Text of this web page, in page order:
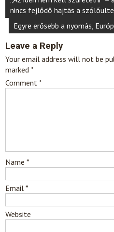
navigation
nincs fejlődő hajtás a
Egyre erősebb a nyomás,
Leave a Reply
Your email address will not be
marked*
Comment*
Name*
Email*
Website